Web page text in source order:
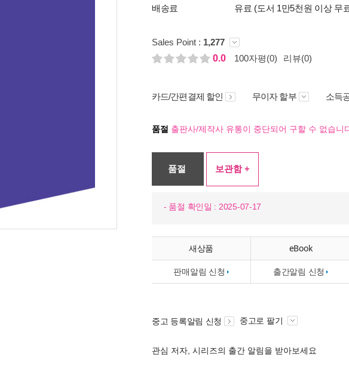
배송료
유료 (도서 1만5천원 이상 무
Sales Point : 1,277
0.0
100자평(0) 리뷰(0)
카드/간편결제 할인 무이자 할부 소득
품절 출판사/제작사 유통이 중단되어 구할 수 없습니
품절 보관함 +
- 품절 확인일 : 2025-07-17
새상품 eBook
판매알림 신청 출간알림 신청
중고 등록알림 신청 중고로 팔기
관심 저자, 시리즈의 출간 알림을 받아보세요